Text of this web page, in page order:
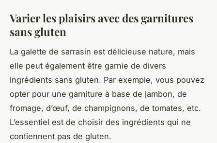
Varier les plaisirs avec des garnitures
sans gluten
La galette de sarrasin est délicieuse nature, mais
elle peut également être garnie de divers
ingrédients sans gluten. Par exemple, vous pouvez
opter pour une garniture à base de jambon, de
fromage, d’œuf, de champignons, de tomates, etc.
L’essentiel est de choisir des ingrédients qui ne
contiennent pas de gluten.